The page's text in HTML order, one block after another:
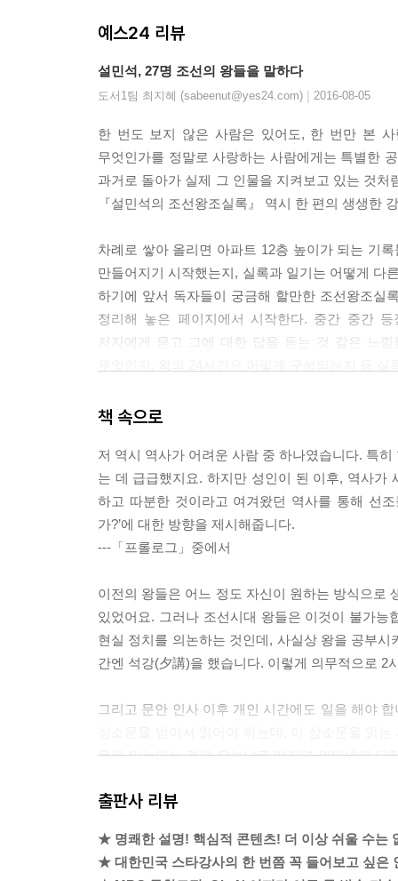
예스24 리뷰
설민석, 27명 조선의 왕들을 말하다
도서1팀 최지혜 (sabeenut@yes24.com) | 2016-08-05
한 번도 보지 않은 사람은 있어도, 한 번만 본
무엇인가를 정말로 사랑하는 사람에게는 특별한
과거로 돌아가 실제 그 인물을 지켜보고 있는 것처
『설민석의 조선왕조실록』 역시 한 편의 생생한
차례로 쌓아 올리면 아파트 12층 높이가 되는 기
만들어지기 시작했는지, 실록과 일기는 어떻게 다
하기에 앞서 독자들이 궁금해 할만한 조선왕조실
정리해 놓은 페이지에서 시작한다. 중간 중간
저자에게 묻고 그에 대한 답을 듣는 것 같은 느
태조는 ‘이빨 빠진’ 호랑이로, 또 세종은 ‘위대
책 속으로
저 역시 역사가 어려운 사람 중 하나였습니다. 특
는 데 급급했지요. 하지만 성인이 된 이후, 역사가
하고 따분한 것이라고 여겨왔던 역사를 통해 선
가?’에 대한 방향을 제시해줍니다.
---「프롤로그」중에서
이전의 왕들은 어느 정도 자신이 원하는 방식으로
있었어요. 그러나 조선시대 왕들은 이것이 불가
현실 정치를 의논하는 것인데, 사실상 왕을 공부
간엔 석강(夕講)을 했습니다. 이렇게 의무적으로 2
그리고 문안 인사 이후 개인 시간에도 일을 해야
문을 읽는다는 것은 오늘날로 따지면 인터넷에 달
도전의 전략이라고 볼 수 있답니다.
황희는 ‘노쇠하고 질병이 있다’는 이유로 끈질기
출판사 리뷰
★ 명쾌한 설명! 핵심적 콘텐츠! 더 이상 쉬울 수는
★ 대한민국 스타강사의 한 번쯤 꼭 들어보고 싶은